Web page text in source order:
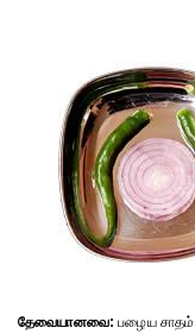
தேவையானவை: பழைய சாதம்